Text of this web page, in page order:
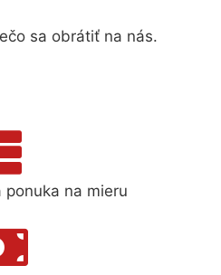
sa obrátiť na nás.
ponuka na mieru